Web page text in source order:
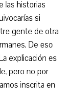
las historias
si
gente de otra
De eso
explicación es
pero no por
inscrita en